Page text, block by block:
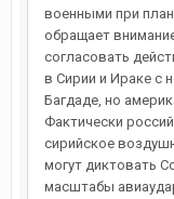
военными при
обращает
согласовать
в Сирии и Ираке с
Багдаде, но
Фактически
сирийское
могут диктовать
масштабы